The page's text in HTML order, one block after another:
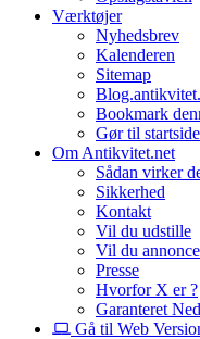
Værktøjer
Nyhedsbrev
Kalenderen
Sitemap
Bookmark
Gør til startside
Om Antikvitet.net
Sådan virker
Sikkerhed
Kontakt
Vil du udstille
Vil du
Presse
Hvorfor X er ?
Garanteret
Gå til Web